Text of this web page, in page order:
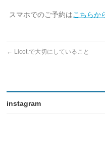
スマホでのご予約はこちらか
← Licot.で大切にしていること
instagram